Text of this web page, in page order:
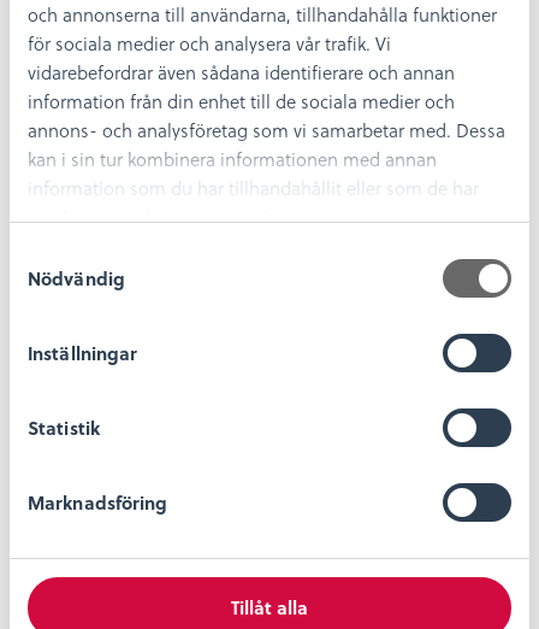
och annonserna till användarna, tillhandahålla funktioner
för sociala medier och analysera vår trafik. Vi
vidarebefordrar även sådana identifierare och annan
information från din enhet till de sociala medier och
annons- och analysföretag som vi samarbetar med. Dessa
kan i sin tur kombinera informationen med annan
information som du har tillhandahållit eller som de har
samlat in när du har använt deras tjänster.
Nödvändig
Inställningar
Statistik
Marknadsföring
Tillåt alla
Öppettider 2026
övriga dagar, se längre ner på sidan. Vissa
vardagar och helgdagar...